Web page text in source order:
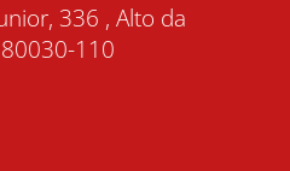
336 , Alto da
110